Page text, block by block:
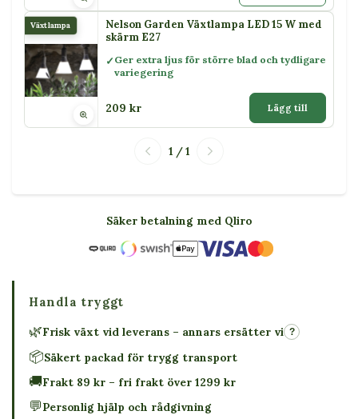
Växtlampa
Nelson Garden Växtlampa LED 15 W med
skärm E27
Ger extra ljus för större blad och tydligare
variegering
209 kr Lägg till
1 / 1
Säker betalning med Qliro
Handla tryggt
🌿Frisk växt vid leverans – annars ersätter vi ?
📦Säkert packad för trygg transport
🚚Frakt 89 kr – fri frakt över 1299 kr
💬Personlig hjälp och rådgivning